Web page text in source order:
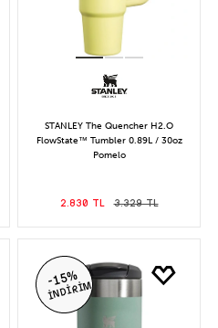
STANLEY The Quencher H2.O
FlowState™ Tumbler 0.89L / 30oz
Pomelo
2.830 TL 3.329 TL
-15%
İNDİRİM